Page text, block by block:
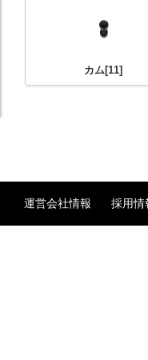
カム[11]
運営会社情報 採用情